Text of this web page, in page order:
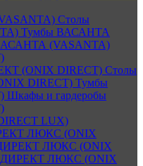
Столы
Тумбы ВАСАНТА
(VASANTA)
(ONIX DIRECT) Столы
DIRECT) Тумбы
Шкафы и гардеробы
LUX)
ЛЮКС (ONIX
ЛЮКС (ONIX
ЛЮКС (ONIX